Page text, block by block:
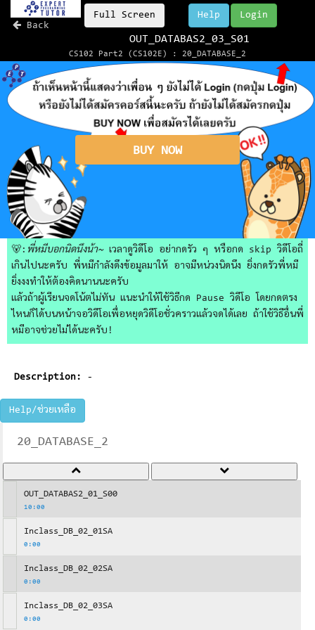
Back
Full Screen Login
Help
OUT_DATABAS2_03_S01
CS102 Part2 (CS102E) : 20_DATABASE_2
BUY NOW
🐻: พี่หมีบอกนิดนึงน้า~เวลาดูวิดีโอ อย่ากดรัว ๆ หรือกด skip วิดีโอถี่
เกินไปนะครับ พี่หมีกำลังดึงข้อมูลมาให้ อาจมีหน่วงนิดนึง ยิ่งกดรัวพี่หมี
ยิ่งงงทำให้ต้องคิดนานนะครับ
แล้วถ้าผู้เรียนจดโน้ตไม่ทัน แนะนำให้ใช้วิธีกด Pause วิดีโอ โดยกดตรง
ไหนก็ได้บนหน้าจอวิดีโอเพื่อหยุดวิดีโอชั่วคราวแล้วจดได้เลย ถ้าใช้วิธีอื่นพี่
หมีอาจช่วยไม่ได้นะครับ!
Description: -
Help/ช่วยเหลือ
20_DATABASE_2
OUT_DATABAS2_01_S00
10:00
Inclass_DB_02_01SA
0:00
Inclass_DB_02_02SA
0:00
Inclass_DB_02_03SA
0:00